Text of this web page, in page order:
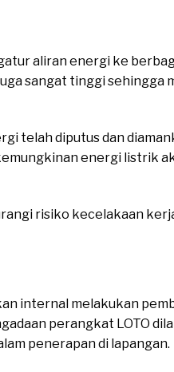
aliran energi ke
sangat tinggi sehingga
telah diputus dan
energi listrik
risiko kecelakaan
internal melakukan
perangkat LOTO
penerapan di lapangan.